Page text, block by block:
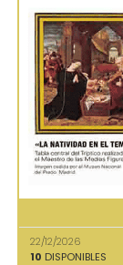
22/12/2026
10 DISPONIBLES